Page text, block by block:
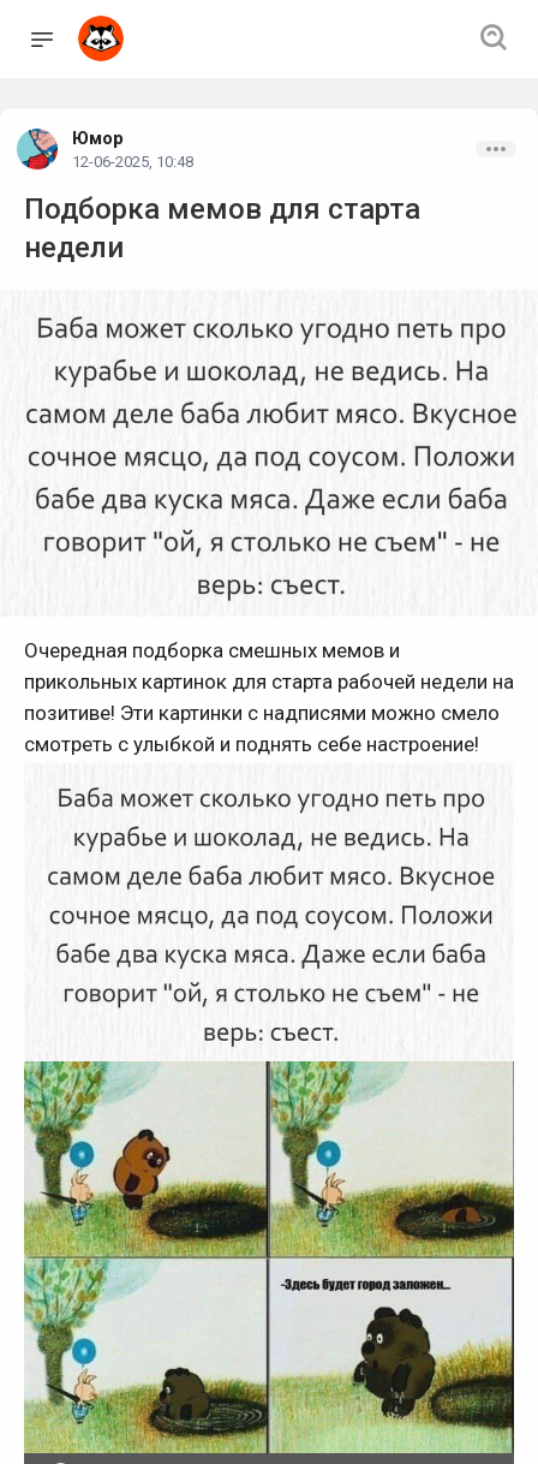
Юмор
12-06-2025, 10:48
Подборка мемов для старта
недели
Очередная подборка смешных мемов и
прикольных картинок для старта рабочей недели на
позитиве! Эти картинки с надписями можно смело
смотреть с улыбкой и поднять себе настроение!